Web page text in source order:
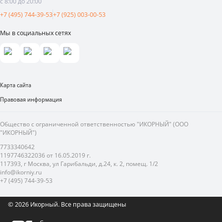
Мы в социальных сетях
+7 (495) 744-39-53+7 (925) 003-00-53
Карта сайта
Правовая информация
Общество с ограниченной ответственностью "ИКОРНЫЙ" (ООО
"ИКОРНЫЙ")
7733340642
1197746322036 от 16.05.2019 г.
117393, г Москва, ул Гарибальди, д.24, к. 2, помещ. 1/2
info@ikorniy.ru
+7 (495) 744-39-53
© 2026 Икорный. Все права защищены